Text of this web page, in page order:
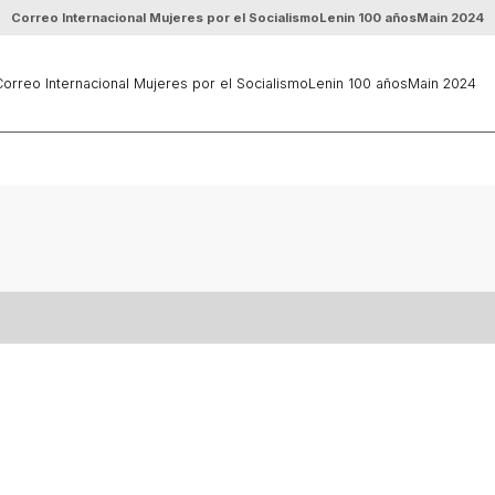
Correo Internacional Mujeres por el SocialismoLenin 100 añosMain 2024
Internacional Mujeres por el SocialismoLenin 100 añosMain 2024